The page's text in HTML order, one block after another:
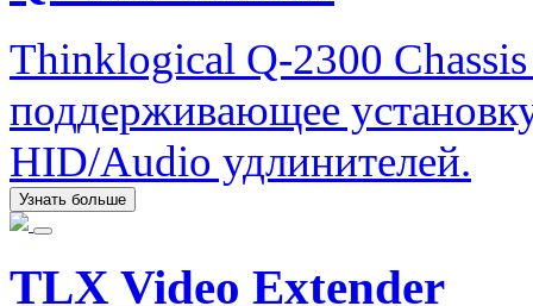
Thinklogical Q-2300
поддерживающее
HID/Audio удлинителей.
Узнать больше
TLX Video Extender